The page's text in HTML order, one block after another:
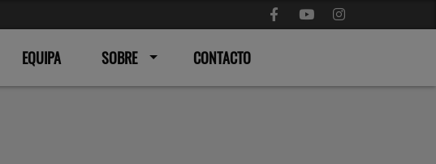
EQUIPA SOBRE CONTACTO